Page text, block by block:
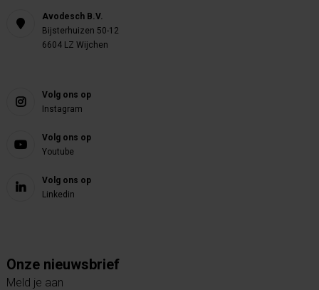
Avodesch B.V.
Bijsterhuizen 50-12
6604 LZ Wijchen
Volg ons op
Instagram
Volg ons op
Youtube
Volg ons op
Linkedin
Onze nieuwsbrief
Meld je aan